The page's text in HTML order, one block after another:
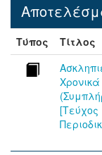
Τύπος Τίτλος
Χρονικά
[Τεύχος